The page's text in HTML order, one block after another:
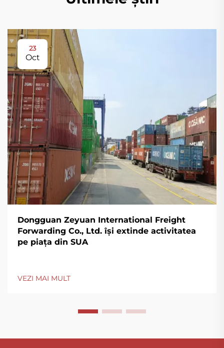
23
Oct
Dongguan Zeyuan International Freight
Forwarding Co., Ltd. își extinde activitatea
pe piața din SUA
VEZI MAI MULT